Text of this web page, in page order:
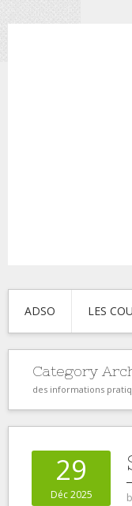
ADSO LES
Category
des informations
29
Déc 2025